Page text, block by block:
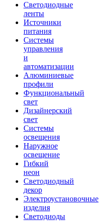
Светодиодные
ленты
Источники
питания
Системы
управления
и
автоматизации
Алюминиевые
профили
Функциональный
свет
Дизайнерский
свет
Системы
освещения
Наружное
освещение
Гибкий
неон
Светодиодный
декор
Электроустановочные
изделия
Светодиоды